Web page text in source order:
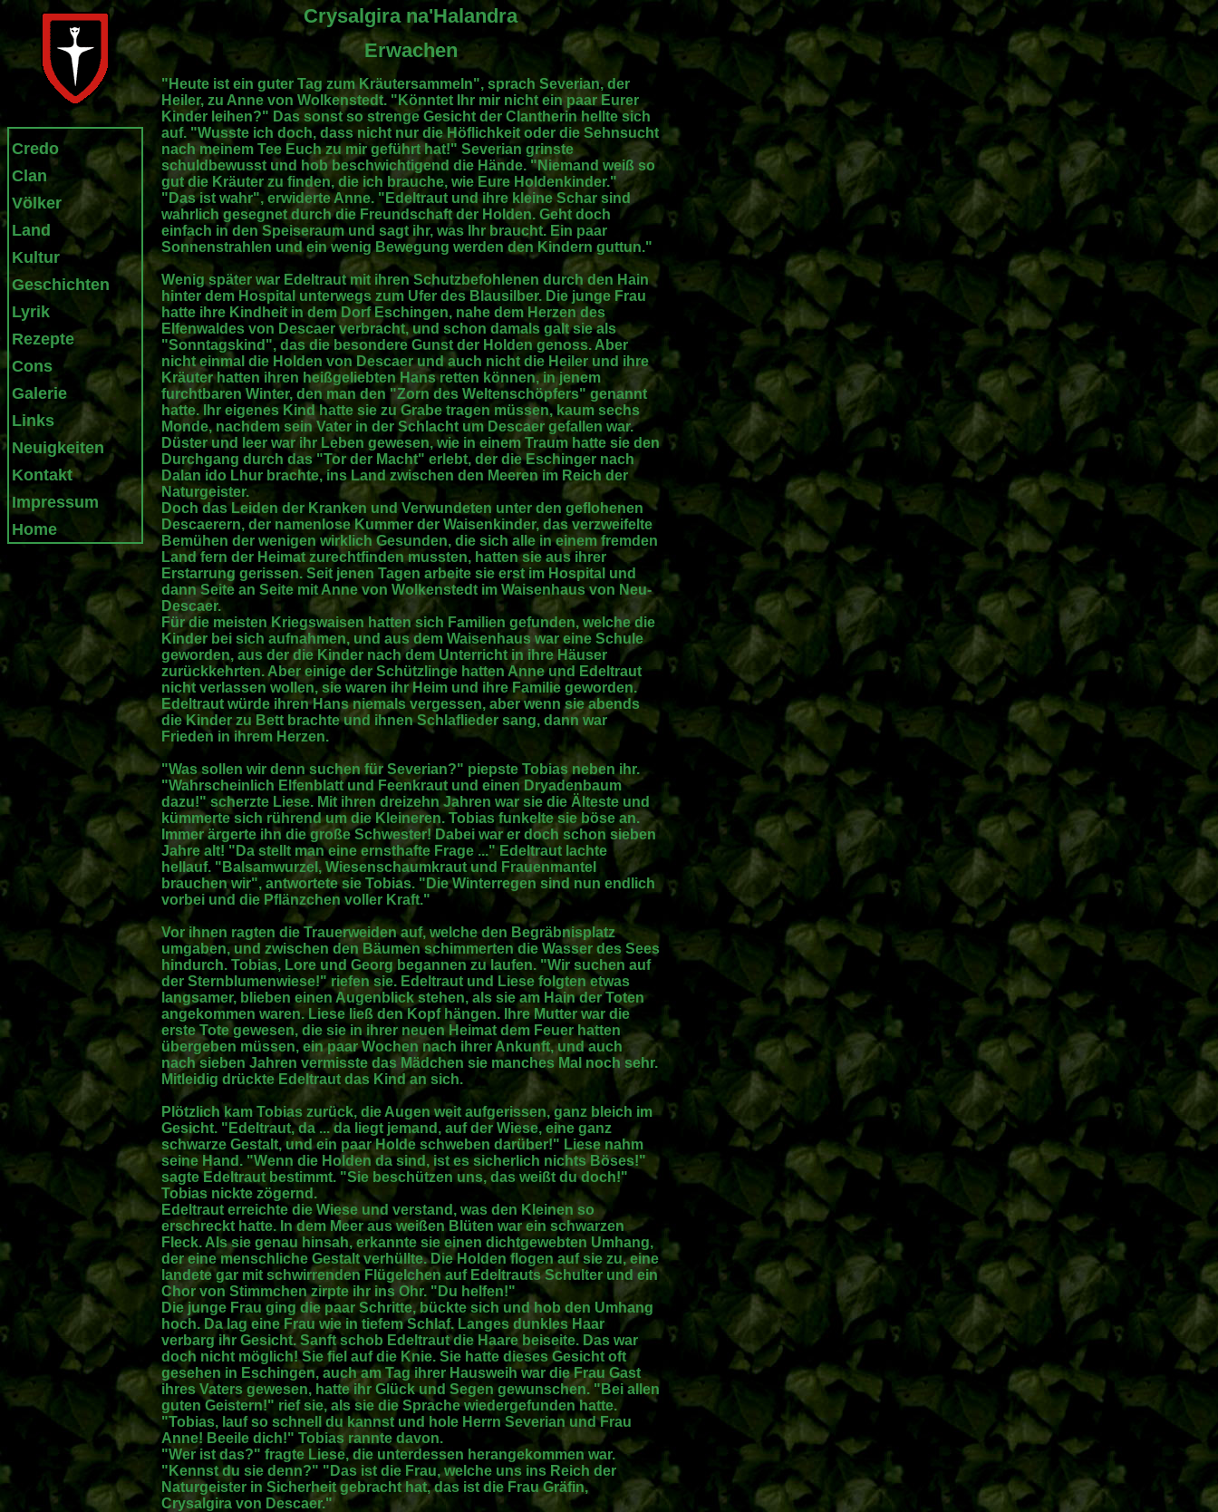
Credo
Clan
Völker
Land
Kultur
Geschichten
Lyrik
Rezepte
Cons
Galerie
Links
Neuigkeiten
Kontakt
Impressum
Home
Crysalgira na'Halandra
Erwachen
"Heute ist ein guter Tag zum Kräutersammeln", sprach Severian, der
Heiler, zu Anne von Wolkenstedt. "Könntet Ihr mir nicht ein paar Eurer
Kinder leihen?" Das sonst so strenge Gesicht der Clantherin hellte sich
auf. "Wusste ich doch, dass nicht nur die Höflichkeit oder die Sehnsucht
nach meinem Tee Euch zu mir geführt hat!" Severian grinste
schuldbewusst und hob beschwichtigend die Hände. "Niemand weiß so
gut die Kräuter zu finden, die ich brauche, wie Eure Holdenkinder."
"Das ist wahr", erwiderte Anne. "Edeltraut und ihre kleine Schar sind
wahrlich gesegnet durch die Freundschaft der Holden. Geht doch
einfach in den Speiseraum und sagt ihr, was Ihr braucht. Ein paar
Sonnenstrahlen und ein wenig Bewegung werden den Kindern guttun."
Wenig später war Edeltraut mit ihren Schutzbefohlenen durch den Hain
hinter dem Hospital unterwegs zum Ufer des Blausilber. Die junge Frau
hatte ihre Kindheit in dem Dorf Eschingen, nahe dem Herzen des
Elfenwaldes von Descaer verbracht, und schon damals galt sie als
"Sonntagskind", das die besondere Gunst der Holden genoss. Aber
nicht einmal die Holden von Descaer und auch nicht die Heiler und ihre
Kräuter hatten ihren heißgeliebten Hans retten können, in jenem
furchtbaren Winter, den man den "Zorn des Weltenschöpfers" genannt
hatte. Ihr eigenes Kind hatte sie zu Grabe tragen müssen, kaum sechs
Monde, nachdem sein Vater in der Schlacht um Descaer gefallen war.
Düster und leer war ihr Leben gewesen, wie in einem Traum hatte sie den
Durchgang durch das "Tor der Macht" erlebt, der die Eschinger nach
Dalan ido Lhur brachte, ins Land zwischen den Meeren im Reich der
Naturgeister.
Doch das Leiden der Kranken und Verwundeten unter den geflohenen
Descaerern, der namenlose Kummer der Waisenkinder, das verzweifelte
Bemühen der wenigen wirklich Gesunden, die sich alle in einem fremden
Land fern der Heimat zurechtfinden mussten, hatten sie aus ihrer
Erstarrung gerissen. Seit jenen Tagen arbeite sie erst im Hospital und
dann Seite an Seite mit Anne von Wolkenstedt im Waisenhaus von Neu-
Descaer.
Für die meisten Kriegswaisen hatten sich Familien gefunden, welche die
Kinder bei sich aufnahmen, und aus dem Waisenhaus war eine Schule
geworden, aus der die Kinder nach dem Unterricht in ihre Häuser
zurückkehrten. Aber einige der Schützlinge hatten Anne und Edeltraut
nicht verlassen wollen, sie waren ihr Heim und ihre Familie geworden.
Edeltraut würde ihren Hans niemals vergessen, aber wenn sie abends
die Kinder zu Bett brachte und ihnen Schlaflieder sang, dann war
Frieden in ihrem Herzen.
"Was sollen wir denn suchen für Severian?" piepste Tobias neben ihr.
"Wahrscheinlich Elfenblatt und Feenkraut und einen Dryadenbaum
dazu!" scherzte Liese. Mit ihren dreizehn Jahren war sie die Älteste und
kümmerte sich rührend um die Kleineren. Tobias funkelte sie böse an.
Immer ärgerte ihn die große Schwester! Dabei war er doch schon sieben
Jahre alt! "Da stellt man eine ernsthafte Frage ..." Edeltraut lachte
hellauf. "Balsamwurzel, Wiesenschaumkraut und Frauenmantel
brauchen wir", antwortete sie Tobias. "Die Winterregen sind nun endlich
vorbei und die Pflänzchen voller Kraft."
Vor ihnen ragten die Trauerweiden auf, welche den Begräbnisplatz
umgaben, und zwischen den Bäumen schimmerten die Wasser des Sees
hindurch. Tobias, Lore und Georg begannen zu laufen. "Wir suchen auf
der Sternblumenwiese!" riefen sie. Edeltraut und Liese folgten etwas
langsamer, blieben einen Augenblick stehen, als sie am Hain der Toten
angekommen waren. Liese ließ den Kopf hängen. Ihre Mutter war die
erste Tote gewesen, die sie in ihrer neuen Heimat dem Feuer hatten
übergeben müssen, ein paar Wochen nach ihrer Ankunft, und auch
nach sieben Jahren vermisste das Mädchen sie manches Mal noch sehr.
Mitleidig drückte Edeltraut das Kind an sich.
Plötzlich kam Tobias zurück, die Augen weit aufgerissen, ganz bleich im
Gesicht. "Edeltraut, da ... da liegt jemand, auf der Wiese, eine ganz
schwarze Gestalt, und ein paar Holde schweben darüber!" Liese nahm
seine Hand. "Wenn die Holden da sind, ist es sicherlich nichts Böses!"
sagte Edeltraut bestimmt. "Sie beschützen uns, das weißt du doch!"
Tobias nickte zögernd.
Edeltraut erreichte die Wiese und verstand, was den Kleinen so
erschreckt hatte. In dem Meer aus weißen Blüten war ein schwarzen
Fleck. Als sie genau hinsah, erkannte sie einen dichtgewebten Umhang,
der eine menschliche Gestalt verhüllte. Die Holden flogen auf sie zu, eine
landete gar mit schwirrenden Flügelchen auf Edeltrauts Schulter und ein
Chor von Stimmchen zirpte ihr ins Ohr. "Du helfen!"
Die junge Frau ging die paar Schritte, bückte sich und hob den Umhang
hoch. Da lag eine Frau wie in tiefem Schlaf. Langes dunkles Haar
verbarg ihr Gesicht. Sanft schob Edeltraut die Haare beiseite. Das war
doch nicht möglich! Sie fiel auf die Knie. Sie hatte dieses Gesicht oft
gesehen in Eschingen, auch am Tag ihrer Hausweih war die Frau Gast
ihres Vaters gewesen, hatte ihr Glück und Segen gewunschen. "Bei allen
guten Geistern!" rief sie, als sie die Sprache wiedergefunden hatte.
"Tobias, lauf so schnell du kannst und hole Herrn Severian und Frau
Anne! Beeile dich!" Tobias rannte davon.
"Wer ist das?" fragte Liese, die unterdessen herangekommen war.
"Kennst du sie denn?" "Das ist die Frau, welche uns ins Reich der
Naturgeister in Sicherheit gebracht hat, das ist die Frau Gräfin,
Crysalgira von Descaer."